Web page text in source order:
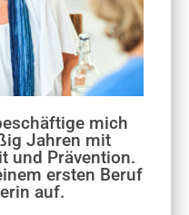
mich
Jahren mit
und Prävention.
ersten Beruf
auf.